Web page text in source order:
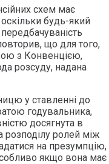
схем має
будь-який
що для того,
з Конвенцією,
розсуду, надана
у ставленні до
годувальника,
досягнута в
розподілу ролей між
на презумпцію,
якщо вона має